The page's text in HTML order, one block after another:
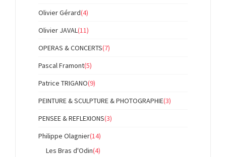
Olivier Gérard(4)
Olivier JAVAL(11)
OPERAS & CONCERTS(7)
Pascal Framont(5)
Patrice TRIGANO(9)
PEINTURE & SCULPTURE & PHOTOGRAPHIE(3)
PENSEE & REFLEXIONS(3)
Philippe Olagnier(14)
Les Bras d'Odin(4)